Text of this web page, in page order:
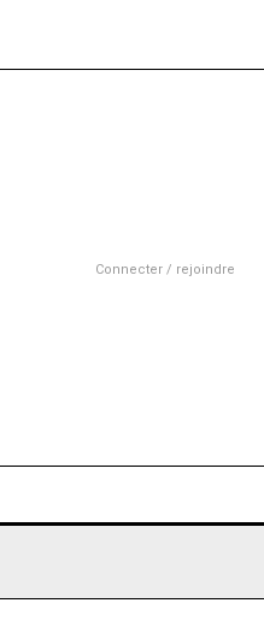
Connecter / rejoindre